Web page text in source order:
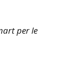
per le